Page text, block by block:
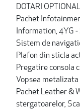
DOTARI
Pachet
Information, 4YG
Sistem de
Plafon din sticla
Pregatire consola
Vopsea
Pachet Leather &
stergatoarelor,